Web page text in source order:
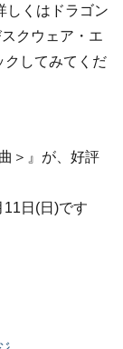
しくはドラゴン
クウェア・エ
クしてみてくだ
＞』が、好評
日(日)です